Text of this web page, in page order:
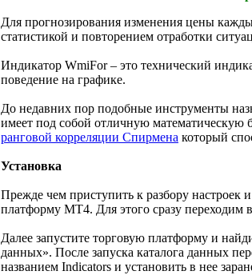
Для прогнозирования изменения цены
статистикой и повторением отработки
Индикатор WmiFor – это технический
поведение на графике.
До недавних пор подобные инструменты
имеет под собой отличную математическую
ранговой корреляции Спирмена который
Установка
Прежде чем приступить к разбору настроек
платформу МТ4. Для этого сразу переходим
Далее запустите торговую платформу и
данных». После запуска каталога данных
названием Indicators и установить в нее